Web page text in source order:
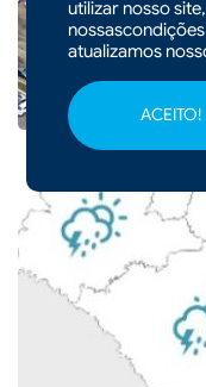
utilizar nosso
atualizamos
ACEITO!